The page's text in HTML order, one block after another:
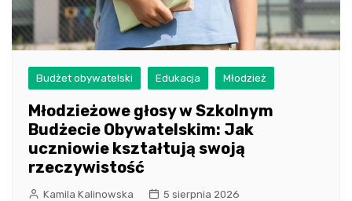
Budżet obywatelski Edukacja Młodzież
Młodzieżowe głosy w Szkolnym
Budżecie Obywatelskim: Jak
uczniowie kształtują swoją
rzeczywistość
Kamila Kalinowska 5 sierpnia 2026